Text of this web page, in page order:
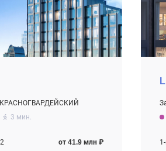
3 мин.
от 41.9 млн ₽